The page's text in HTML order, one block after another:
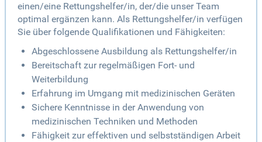
einen/eine Rettungshelfer/in, der/die unser Team
optimal ergänzen kann. Als Rettungshelfer/in verfügen
Sie über folgende Qualifikationen und Fähigkeiten:
Abgeschlossene Ausbildung als Rettungshelfer/in
Bereitschaft zur regelmäßigen Fort- und
Weiterbildung
Erfahrung im Umgang mit medizinischen Geräten
Sichere Kenntnisse in der Anwendung von
medizinischen Techniken und Methoden
Fähigkeit zur effektiven und selbstständigen Arbeit